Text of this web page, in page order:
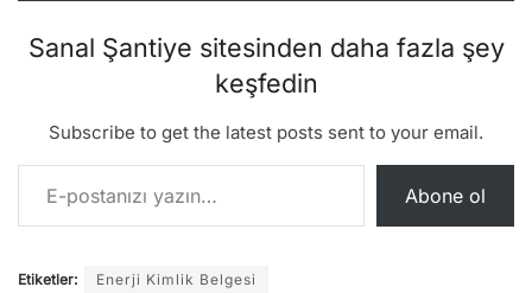
Sanal Şantiye sitesinden daha fazla şey
keşfedin
Subscribe to get the latest posts sent to your email.
E-postanızı yazın…
Abone ol
Etiketler:
Enerji Kimlik Belgesi